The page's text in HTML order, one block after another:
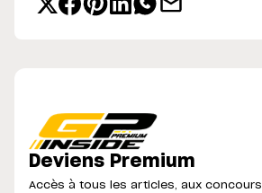
Deviens Premium
Accès à tous les articles, aux concours